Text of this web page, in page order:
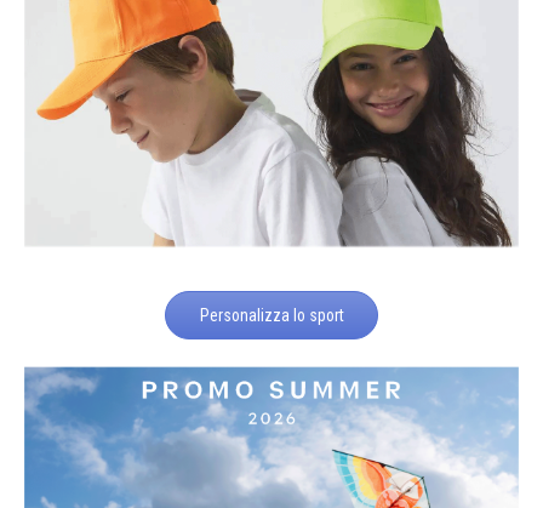
Personalizza lo sport